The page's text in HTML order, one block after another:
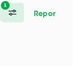
1
Repor